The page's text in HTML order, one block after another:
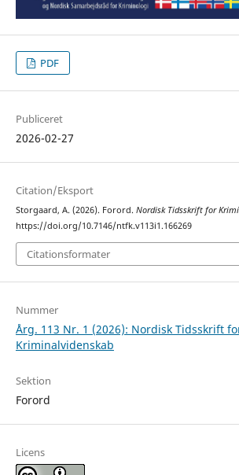
PDF
Publiceret
2026-02-27
Citation/Eksport
Storgaard, A. (2026). Forord. Nordisk Tidsskrift for
https://doi.org/10.7146/ntfk.v113i1.166269
Citationsformater
Nummer
Årg. 113 Nr. 1 (2026): Nordisk Tidsskrift
Kriminalvidenskab
Sektion
Forord
Licens